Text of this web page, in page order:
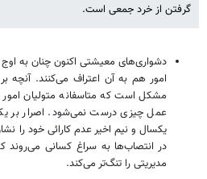
‌گرفتن از خرد جمعی است.
دشواری‌های معیشتی اکنون چنان به
امور هم به آن اعتراف می‌کنند. آنچه
مشکل است که متاسفانه متولیان
عمل چیزی درست نمی‌شود. اصرار بر
یکسال و نیم اخیر عدم کارائی خود را
در انتصاب‌ها به سراغ کسانی
مدیریتی را تنگ‌تر می‌کند.